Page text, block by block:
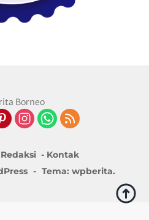
Redaksi
Kontak
- Tema: wpberita.